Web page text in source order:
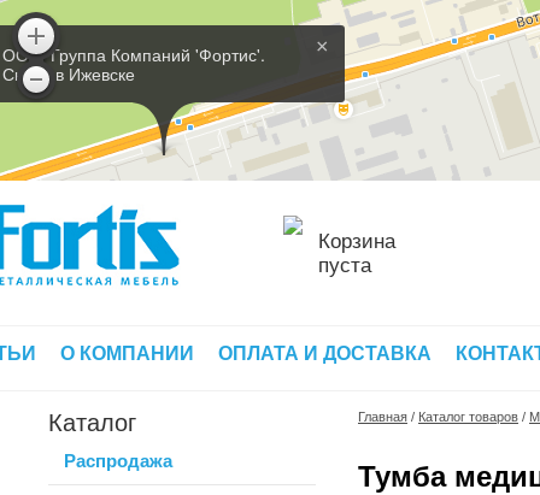
×
ООО 'Группа Компаний 'Фортис'.
Склад в Ижевске
Корзина
пуста
О КОМПАНИИ ОПЛАТА И ДОСТАВКА
Каталог
Распродажа
Главная / Каталог товаров /
Тумба